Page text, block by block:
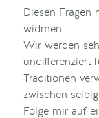
Diesen Fragen
widmen.
Wir werden
undifferenziert
Traditionen
zwischen
Folge mir auf